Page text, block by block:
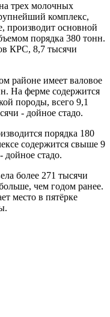
трех молочных
комплекс,
производит основной
порядка 380 тонн.
КРС, 8,7 тысячи
районе имеет валовое
На ферме содержится
породы, всего 9,1
- дойное стадо.
порядка 180
содержится свыше 9
дойное стадо.
более 271 тысячи
чем годом ранее.
место в пятёрке